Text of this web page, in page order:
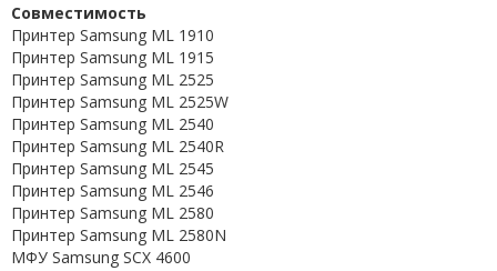
Совместимость
Принтер Samsung ML 1910
Принтер Samsung ML 1915
Принтер Samsung ML 2525
Принтер Samsung ML 2525W
Принтер Samsung ML 2540
Принтер Samsung ML 2540R
Принтер Samsung ML 2545
Принтер Samsung ML 2546
Принтер Samsung ML 2580
Принтер Samsung ML 2580N
МФУ Samsung SCX 4600